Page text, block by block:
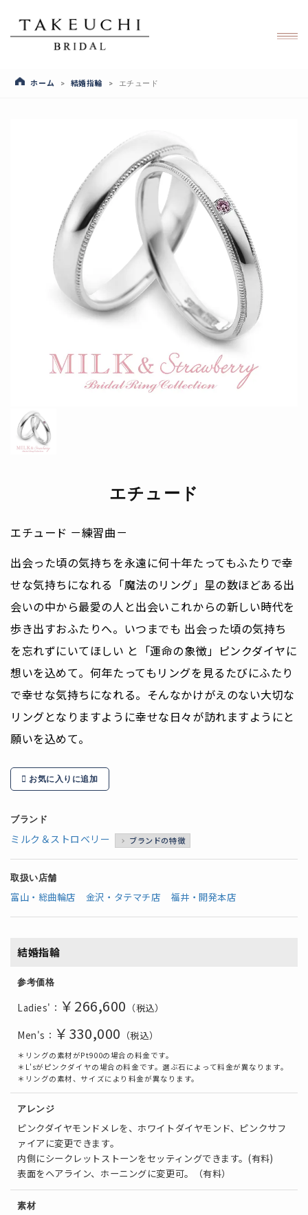
ホーム > 結婚指輪 > エチュード
エチュード
エチュード －練習曲－
出会った頃の気持ちを永遠に何十年たってもふたりで幸
せな気持ちになれる「魔法のリング」星の数ほどある出
会いの中から最愛の人と出会いこれからの新しい時代を
歩き出すおふたりへ。いつまでも 出会った頃の気持ち
を忘れずにいてほしい と「運命の象徴」ピンクダイヤに
想いを込めて。何年たってもリングを見るたびにふたり
で幸せな気持ちになれる。そんなかけがえのない大切な
リングとなりますように幸せな日々が訪れますようにと
願いを込めて。
お気に入りに追加
ブランド
ミルク＆ストロベリー ブランドの特徴
取扱い店舗
富山・総曲輪店 金沢・タテマチ店 福井・開発本店
結婚指輪
参考価格
Ladies'： ￥266,600 （税込）
Men's： ￥330,000 （税込）
＊リングの素材がPt900の場合の料金です。
＊L'sがピンクダイヤの場合の料金です。選ぶ石によって料金が異なります。
＊リングの素材、サイズにより料金が異なります。
アレンジ
ピンクダイヤモンドメレを、ホワイトダイヤモンド、ピンクサフ
ァイアに変更できます。
内側にシークレットストーンをセッティングできます。(有料)
表面をヘアライン、ホーニングに変更可。（有料）
素材